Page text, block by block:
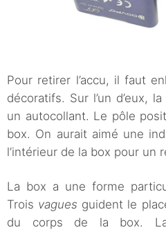
Pour retirer l’accu, il faut
décoratifs. Sur l’un d’eux,
un autocollant. Le pôle
box. On aurait aimé une
l’intérieur de la box pour un
La box a une forme
Trois vagues guident le
du corps de la box.